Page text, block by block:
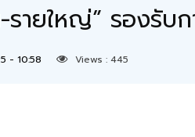
รายใหญ่” รองรับ
- 10:58 Views : 445